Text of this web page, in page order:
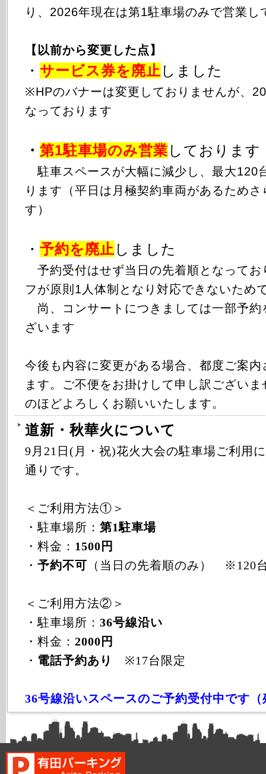
り、2026年現在は第1駐車場のみで営業し
【以前から変更した点】
・ サービス券を廃止 しました
※HPのバナーは変更しておりませんが、
なっております
・ 第1駐車場のみ営業 しております
駐車スペースが大幅に減少し、最大120
ります（平日は月極契約車両があるため
す）
・ 予約を廃止 しました
予約受付はせず当日の先着順となってお
フが原則1人体制となり対応できないため
尚、コンサートにつきましては一部予約
ざいます
今後も内容に変更がある場合、都度ご案
ます。ご不便をお掛けして申し訳ござい
のほどよろしくお願いいたします。
道新・秋華火について
9月21日(月・祝)花火大会の駐車場ご利用
通りです。
＜ご利用方法①＞
・駐車場所： 第1駐車場
・料金： 1500円
・ 予約不可 （当日の先着順のみ） ※120
＜ご利用方法②＞
・駐車場所： 36号線沿い
・料金： 2000円
・ 電話予約あり ※17台限定
36号線沿いスペースのご予約受付中です